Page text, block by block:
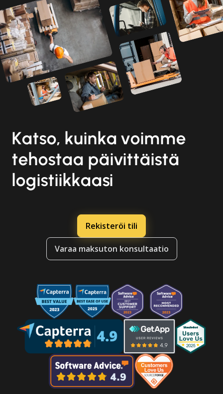
Katso, kuinka voimme
tehostaa päivittäistä
logistiikkaasi
Rekisteröi tili
Varaa maksuton konsultaatio